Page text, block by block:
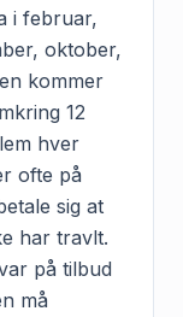
i februar,
oktober,
kommer
12
hver
ofte på
sig at
har travlt.
på tilbud
må